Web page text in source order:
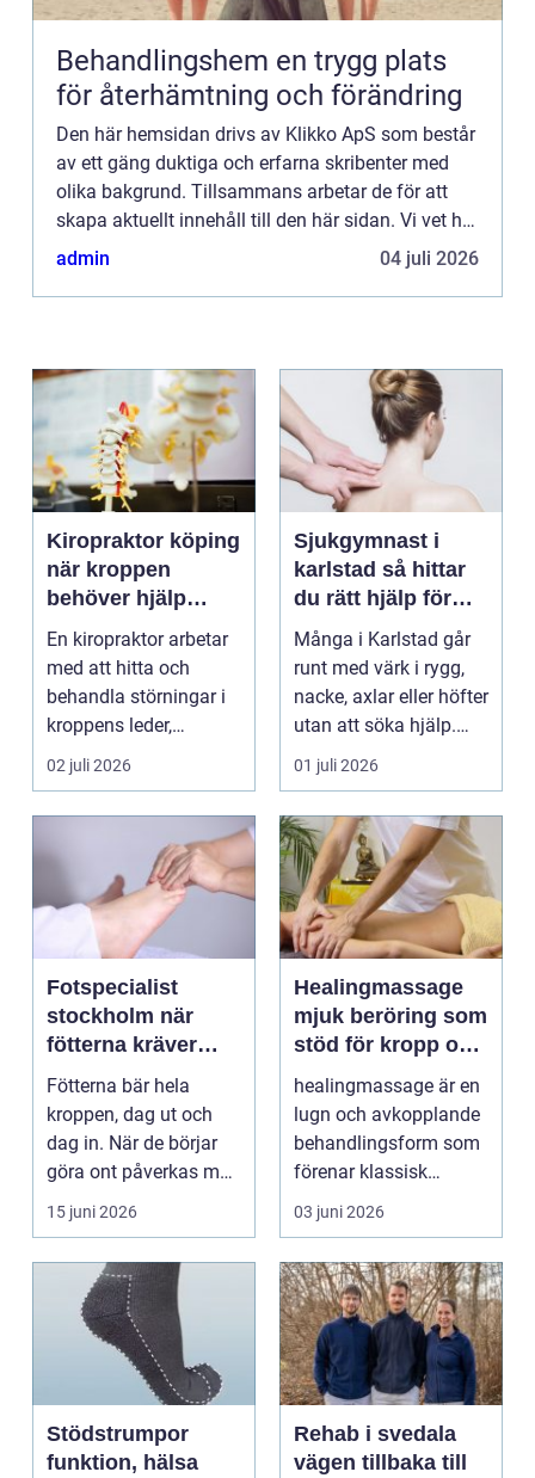
Behandlingshem en trygg plats
för återhämtning och förändring
Den här hemsidan drivs av Klikko ApS som består
av ett gäng duktiga och erfarna skribenter med
olika bakgrund. Tillsammans arbetar de för att
skapa aktuellt innehåll till den här sidan. Vi vet hur
utmanande det är att läsa och genomgå en
admin 04 juli 2026
Kiropraktor köping
när kroppen
behöver hjälp
tillbaka
En kiropraktor arbetar
med att hitta och
behandla störningar i
kroppens leder,
muskler och
nervsyste...
02 juli 2026
Sjukgymnast i
karlstad så hittar
du rätt hjälp för
kroppen
Många i Karlstad går
runt med värk i rygg,
nacke, axlar eller höfter
utan att söka hjälp.
Andra har ...
01 juli 2026
Fotspecialist
stockholm när
fötterna kräver
mer än vanliga
sulor
Fötterna bär hela
kroppen, dag ut och
dag in. När de börjar
göra ont påverkas mer
15 juni 2026
Healingmassage
mjuk beröring som
stöd för kropp och
själ
healingmassage är en
lugn och avkopplande
behandlingsform som
förenar klassisk
massage med
energibas...
03 juni 2026
Stödstrumpor
funktion, hälsa
Rehab i svedala
vägen tillbaka till